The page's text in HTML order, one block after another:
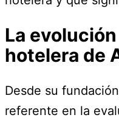
La
hotelera de
Desde su
referente en la